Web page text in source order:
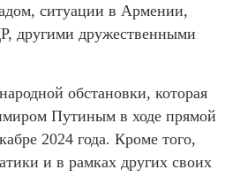
ситуации в Армении,
другими дружественными
обстановки, которая
Путиным в ходе прямой
2024 года. Кроме того,
и в рамках других своих